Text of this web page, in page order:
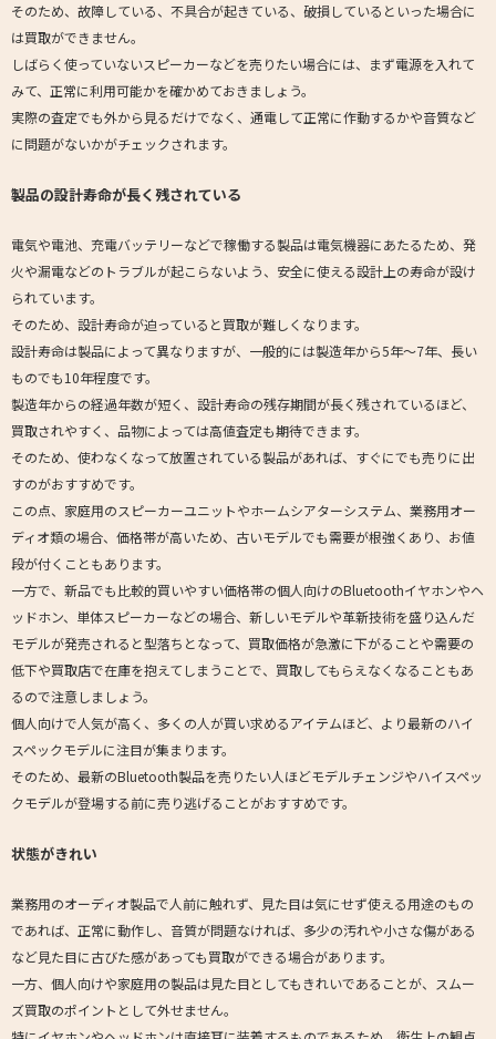
そのため、故障している、不具合が起きている、破損しているといった場合に
は買取ができません。
しばらく使っていないスピーカーなどを売りたい場合には、まず電源を入れて
みて、正常に利用可能かを確かめておきましょう。
実際の査定でも外から見るだけでなく、通電して正常に作動するかや音質など
に問題がないかがチェックされます。
製品の設計寿命が長く残されている
電気や電池、充電バッテリーなどで稼働する製品は電気機器にあたるため、発
火や漏電などのトラブルが起こらないよう、安全に使える設計上の寿命が設け
られています。
そのため、設計寿命が迫っていると買取が難しくなります。
設計寿命は製品によって異なりますが、一般的には製造年から5年～7年、長い
ものでも10年程度です。
製造年からの経過年数が短く、設計寿命の残存期間が長く残されているほど、
買取されやすく、品物によっては高値査定も期待できます。
そのため、使わなくなって放置されている製品があれば、すぐにでも売りに出
すのがおすすめです。
この点、家庭用のスピーカーユニットやホームシアターシステム、業務用オー
ディオ類の場合、価格帯が高いため、古いモデルでも需要が根強くあり、お値
段が付くこともあります。
一方で、新品でも比較的買いやすい価格帯の個人向けのBluetoothイヤホンやヘ
ッドホン、単体スピーカーなどの場合、新しいモデルや革新技術を盛り込んだ
モデルが発売されると型落ちとなって、買取価格が急激に下がることや需要の
低下や買取店で在庫を抱えてしまうことで、買取してもらえなくなることもあ
るので注意しましょう。
個人向けで人気が高く、多くの人が買い求めるアイテムほど、より最新のハイ
スペックモデルに注目が集まります。
そのため、最新のBluetooth製品を売りたい人ほどモデルチェンジやハイスペッ
クモデルが登場する前に売り逃げることがおすすめです。
状態がきれい
業務用のオーディオ製品で人前に触れず、見た目は気にせず使える用途のもの
であれば、正常に動作し、音質が問題なければ、多少の汚れや小さな傷がある
など見た目に古びた感があっても買取ができる場合があります。
一方、個人向けや家庭用の製品は見た目としてもきれいであることが、スムー
ズ買取のポイントとして外せません。